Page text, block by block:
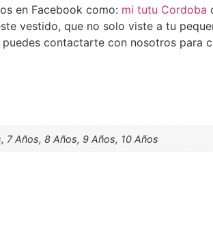
en Facebook como: mi tutu Cordoba
vestido, que no solo viste a tu
contactarte con nosotros para
7 Años, 8 Años, 9 Años, 10 Años